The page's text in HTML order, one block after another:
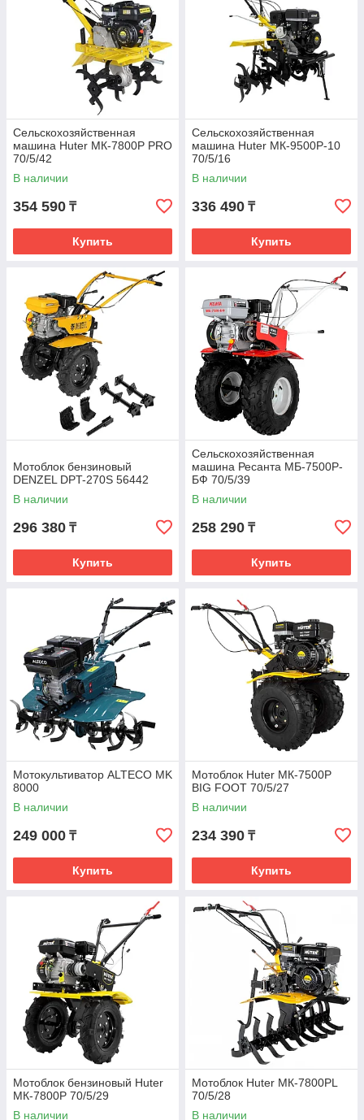
Сельскохозяйственная
машина Huter МК-7800P PRO
70/5/42
В наличии
354 590 ₸
Купить
Сельскохозяйственная
машина Huter МК-9500P-10
70/5/16
В наличии
336 490 ₸
Купить
Мотоблок бензиновый
DENZEL DPT-270S 56442
В наличии
296 380 ₸
Купить
Сельскохозяйственная
машина Ресанта МБ-7500P-
БФ 70/5/39
В наличии
258 290 ₸
Купить
Мотокультиватор ALTECO MK
8000
В наличии
249 000 ₸
Купить
Мотоблок Huter МК-7500Р
BIG FOOT 70/5/27
В наличии
234 390 ₸
Купить
Мотоблок бензиновый Huter
МК-7800P 70/5/29
В наличии
Мотоблок Huter МК-7800PL
70/5/28
В наличии